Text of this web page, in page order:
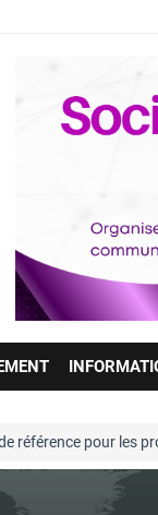
pour les